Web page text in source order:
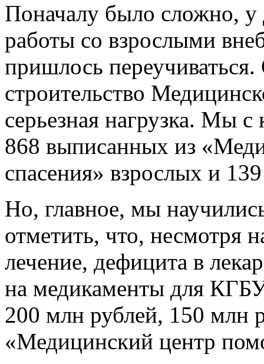
Поначалу было сложно, у
работы со взрослыми
пришлось
строительство
серьезная нагрузка. Мы с
868 выписанных из
спасения» взрослых и
Но, главное, мы
отметить, что, несмотря
лечение, дефицита в
на медикаменты для
200 млн рублей, 150 млн
«Медицинский центр